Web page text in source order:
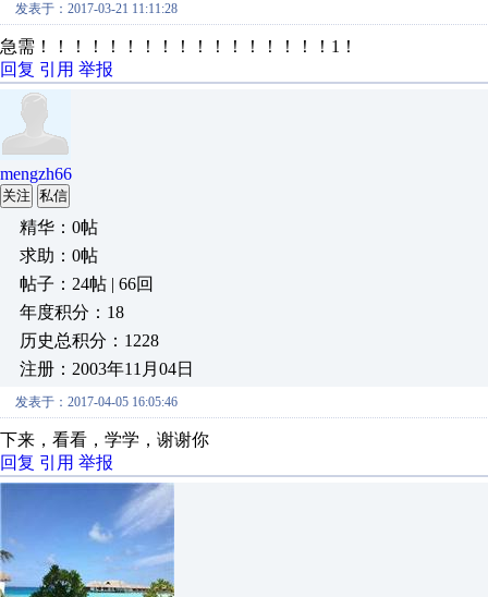
发表于：2017-03-21 11:11:28
急需！！！！！！！！！！！！！！！！！1！
回复 引用 举报
mengzh66
关注 私信
精华：0帖
求助：0帖
帖子：24帖 | 66回
年度积分：18
历史总积分：1228
注册：2003年11月04日
发表于：2017-04-05 16:05:46
下来，看看，学学，谢谢你
回复 引用 举报